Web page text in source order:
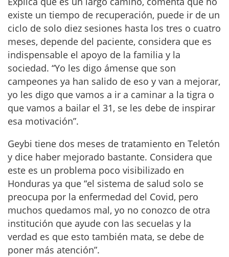
existe un tiempo de recuperación, puede ir de un
ciclo de solo diez sesiones hasta los tres o cuatro
meses, depende del paciente, considera que es
indispensable el apoyo de la familia y la
sociedad. “Yo les digo ámense que son
campeones ya han salido de eso y van a mejorar,
yo les digo que vamos a ir a caminar a la tigra o
que vamos a bailar el 31, se les debe de inspirar
esa motivación”.
Geybi tiene dos meses de tratamiento en Teletón
y dice haber mejorado bastante. Considera que
este es un problema poco visibilizado en
Honduras ya que “el sistema de salud solo se
preocupa por la enfermedad del Covid, pero
muchos quedamos mal, yo no conozco de otra
institución que ayude con las secuelas y la
verdad es que esto también mata, se debe de
poner más atención”.